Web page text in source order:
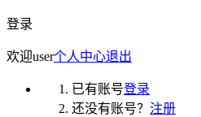
登录
欢迎user个人中心退出
已有账号登录
还没有账号？ 注册